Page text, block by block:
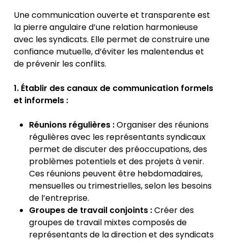
Une communication ouverte et transparente est
la pierre angulaire d’une relation harmonieuse
avec les syndicats. Elle permet de construire une
confiance mutuelle, d’éviter les malentendus et
de prévenir les conflits.
1. Établir des canaux de communication formels
et informels :
Réunions régulières :Organiser des réunions
régulières avec les représentants syndicaux
permet de discuter des préoccupations, des
problèmes potentiels et des projets à venir.
Ces réunions peuvent être hebdomadaires,
mensuelles ou trimestrielles, selon les besoins
de l’entreprise.
Groupes de travail conjoints :Créer des
groupes de travail mixtes composés de
représentants de la direction et des syndicats